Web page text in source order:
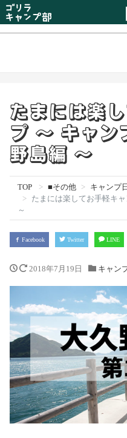
たまには楽
プ ～ キャ
野島編 ～
TOP ■その他
キャンプ
たまには楽してお手軽キ
～
Facebook Twitter LINE
2018年7月19日 キャン